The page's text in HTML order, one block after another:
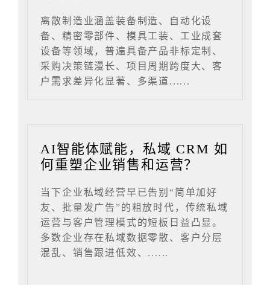
离散制造业涵盖装备制造、自动化设
备、精密零部件、模具工装、工业成套
设备等领域，普遍具备产品非标定制、
采购决策链漫长、项目周期跨度大、客
户需求差异化显著、多渠道......
AI智能体赋能，私域 CRM 如
何重塑企业销售和运营？
当下企业私域经营早已告别“简单加好
友、批量发广告”的粗放时代，传统私域
运营与客户管理模式的短板日益凸显。
多数企业存在私域数据零散、客户分层
混乱、销售跟进低效、......